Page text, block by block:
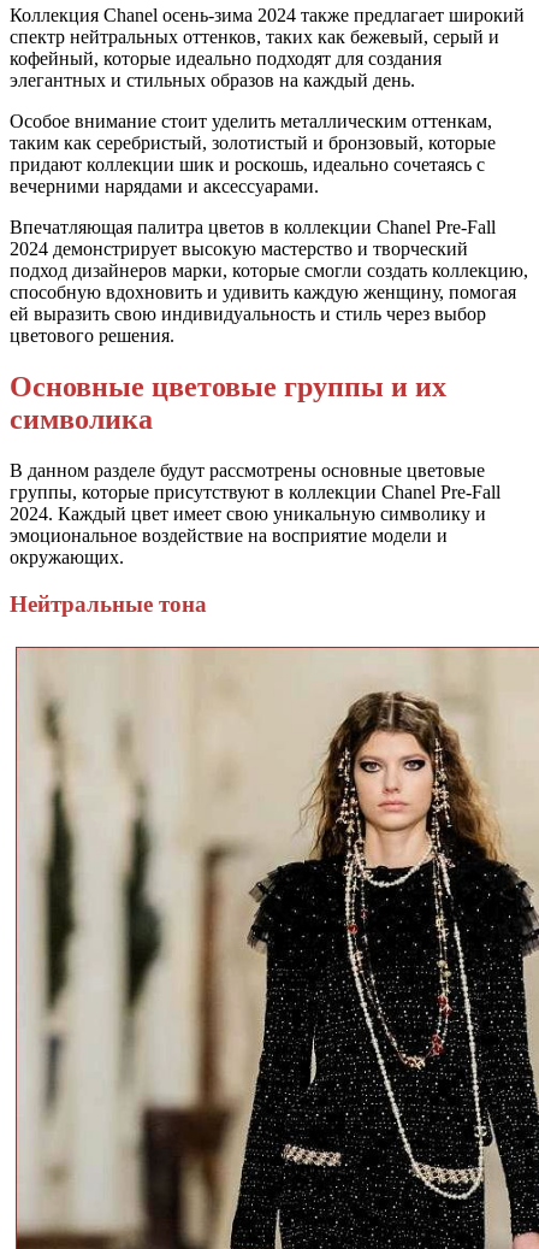
Коллекция Chanel осень-зима 2024 также предлагает широкий
спектр нейтральных оттенков, таких как бежевый, серый и
кофейный, которые идеально подходят для создания
элегантных и стильных образов на каждый день.
Особое внимание стоит уделить металлическим оттенкам,
таким как серебристый, золотистый и бронзовый, которые
придают коллекции шик и роскошь, идеально сочетаясь с
вечерними нарядами и аксессуарами.
Впечатляющая палитра цветов в коллекции Chanel Pre-Fall
2024 демонстрирует высокую мастерство и творческий
подход дизайнеров марки, которые смогли создать коллекцию,
способную вдохновить и удивить каждую женщину, помогая
ей выразить свою индивидуальность и стиль через выбор
цветового решения.
Основные цветовые группы и их
символика
В данном разделе будут рассмотрены основные цветовые
группы, которые присутствуют в коллекции Chanel Pre-Fall
2024. Каждый цвет имеет свою уникальную символику и
эмоциональное воздействие на восприятие модели и
окружающих.
Нейтральные тона